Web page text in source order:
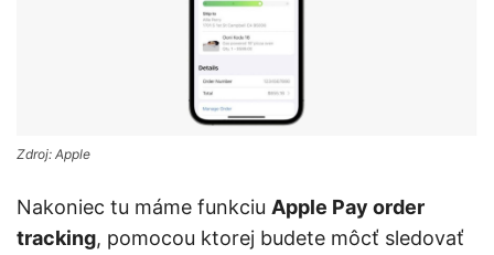
Zdroj: Apple
Nakoniec tu máme funkciu Apple Pay order
tracking, pomocou ktorej budete môcť sledovať